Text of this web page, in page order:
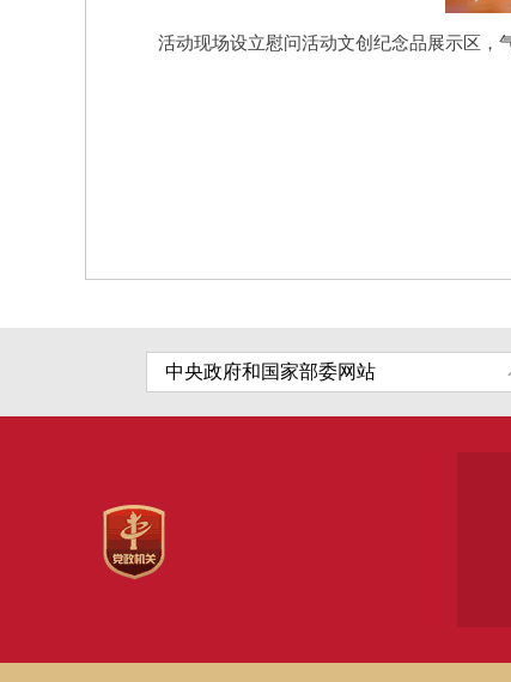
活动现场设立慰问活动文创纪念品展示区，气